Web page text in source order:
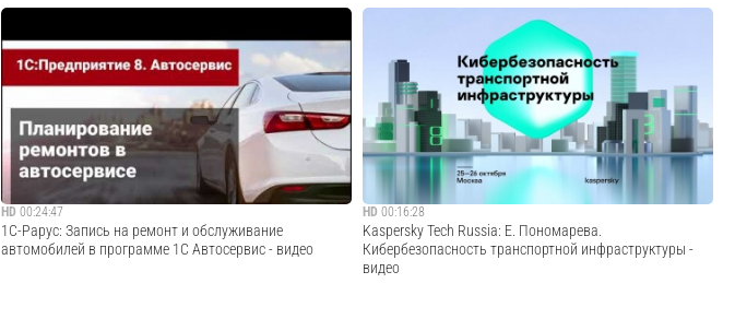
Транспортная отрасль в России к концу 2022 года не
только прошла кризис, но и стала активно развиваться.
Строительные, добывающие, логистические компании и
сельскохозяйственные предприятия не прекращали
работу. У руководителей автопарков по...
Cмотреть видео
Запись вебинара от 8 декабря 2022 года на тему
"Быстрый старт с продуктами линейки «Управление
автотранспортом»". Программа вебинара: Подготовка
информационной базы «1С:Управление автотранспортом
ПРОФ» к эксплуатации. Первоначальная настр...
Cмотреть видео
HD 00:24:47
1С-Рарус: Запись на ремонт и обслуживание
автомобилей в программе 1С Автосервис - видео
HD 00:16:28
Kaspersky Tech Russia: Е. Пономарева.
Кибербезопасность транспортной инфраструктуры -
видео